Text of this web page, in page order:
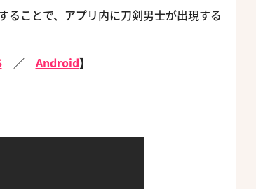
ることで、アプリ内に刀剣男士が出現する
／ Android】